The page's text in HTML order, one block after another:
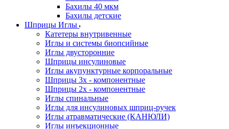
Бахилы 40 мкм
Бахилы детские
Шприцы Иглы
Катетеры внутривенные
Иглы и системы биопсийные
Иглы двусторонние
Шприцы инсулиновые
Иглы акупунктурные корпоральные
Шприцы 3х - компонентные
Шприцы 2х - компонентные
Иглы спинальные
Иглы для инсулиновых шприц-ручек
Иглы атравматические (КАНЮЛИ)
Иглы инъекционные